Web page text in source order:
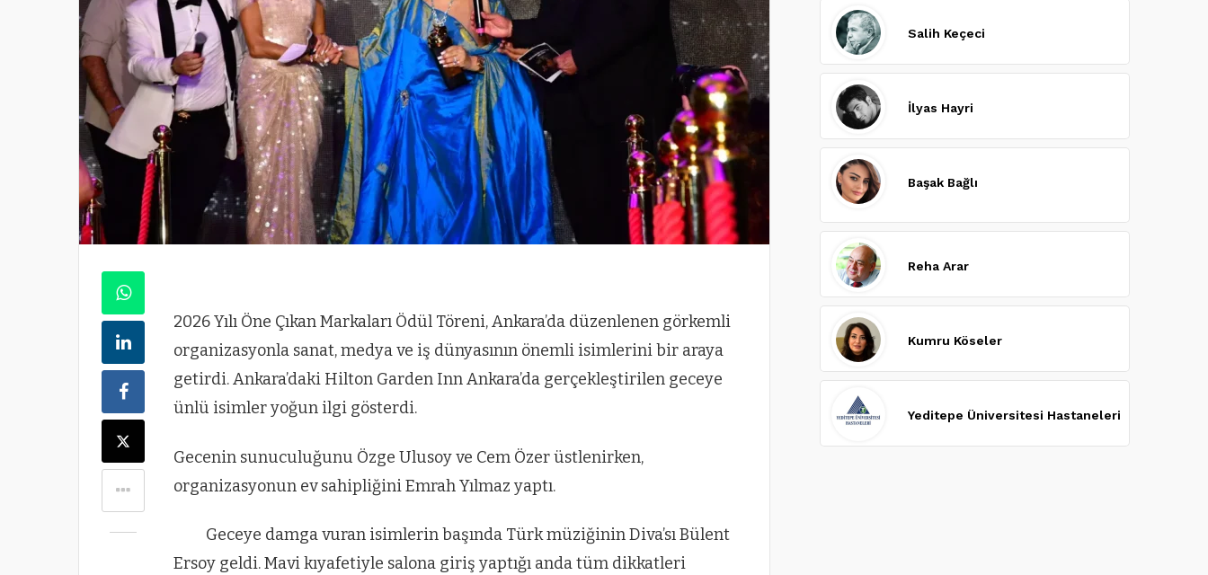
2026 Yılı Öne Çıkan Markaları Ödül Töreni, Ankara’da düzenlenen görkemli
organizasyonla sanat, medya ve iş dünyasının önemli isimlerini bir araya
getirdi. Ankara’daki Hilton Garden Inn Ankara’da gerçekleştirilen geceye
ünlü isimler yoğun ilgi gösterdi.
Gecenin sunuculuğunu Özge Ulusoy ve Cem Özer üstlenirken,
organizasyonun ev sahipliğini Emrah Yılmaz yaptı.
Geceye damga vuran isimlerin başında Türk müziğinin Diva’sı Bülent
Ersoy geldi. Mavi kıyafetiyle salona giriş yaptığı anda tüm dikkatleri
Salih Keçeci
İlyas Hayri
Başak Bağlı
Reha Arar
Kumru Köseler
Yeditepe Üniversitesi Hastaneleri